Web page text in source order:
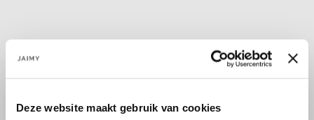
Deze website maakt gebruik van cookies